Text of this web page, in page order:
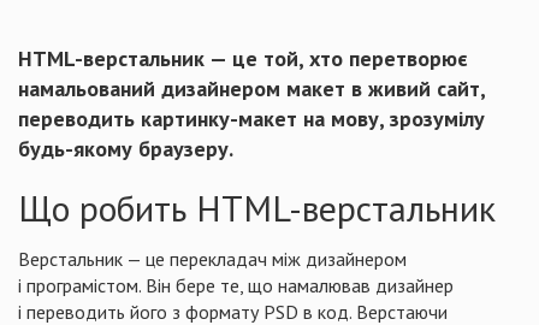
HTML-верстальник — це той, хто перетворює
намальований дизайнером макет в живий сайт,
переводить картинку-макет на мову, зрозумілу
будь-якому браузеру.
Що робить HTML-верстальник
Верстальник — це перекладач між дизайнером
і програмістом. Він бере те, що намалював дизайнер
і переводить його з формату PSD в код. Верстаючи